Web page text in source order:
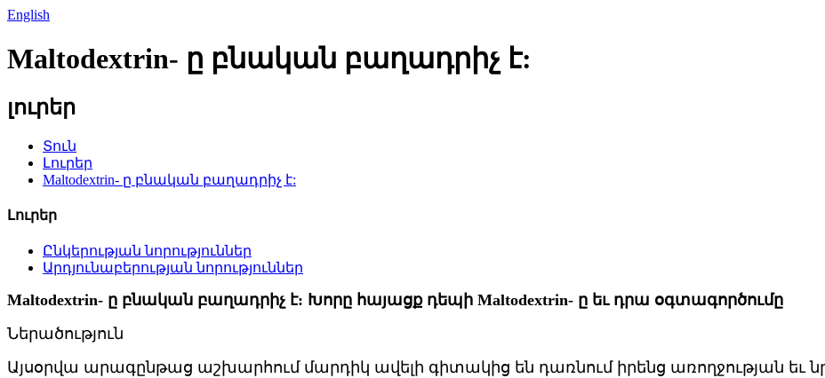
English
Maltodextrin- ը բնական բաղադրիչ է:
լուրեր
Տուն
Լուրեր
Maltodextrin- ը բնական բաղադրիչ է:
Լուրեր
Ընկերության նորություններ
Արդյունաբերության նորություններ
Maltodextrin- ը բնական բաղադրիչ է: Խորը հայացք դեպի Maltodextrin- ը եւ դրա օգտագործումը
Ներածություն
Այսօրվա արագընթաց աշխարհում մարդիկ ավելի գիտակից են դառնում իրենց առողջության եւ